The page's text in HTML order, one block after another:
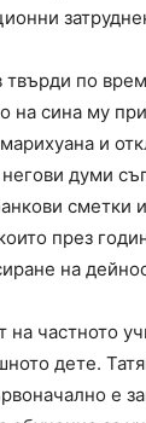
по
на сина му
и
думи
сметки
през
на
на частното
дете.
е